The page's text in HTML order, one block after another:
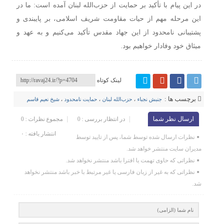
در این پیام با تأکید بر حمایت از حزب‌الله لبنان آمده است: ما در
این مرحله مهم از حیات مقاومت شریف اسلامی، بر پایبندی و
پشتیبانی نامحدود از این جهاد مقدس تأکید می‌کنیم و به عهد و
میثاق خود وفادار خواهیم بود.
لینک کوتاه
برچسب ها : جنبش نجباء ، حزب‌الله لبنان ، حمایت نامحدود ،شیخ نعیم قاسم
ارسال نظر شما مجموع نظرات : 0 در انتظار بررسی : 0
انتشار یافته : ۰
نظرات ارسال شده توسط شما، پس از تایید توسط
مدیران سایت منتشر خواهد شد.
نظراتی که حاوی تهمت یا افترا باشد منتشر نخواهد شد.
نظراتی که به غیر از زبان فارسی یا غیر مرتبط با خبر باشد منتشر نخواهد
شد.